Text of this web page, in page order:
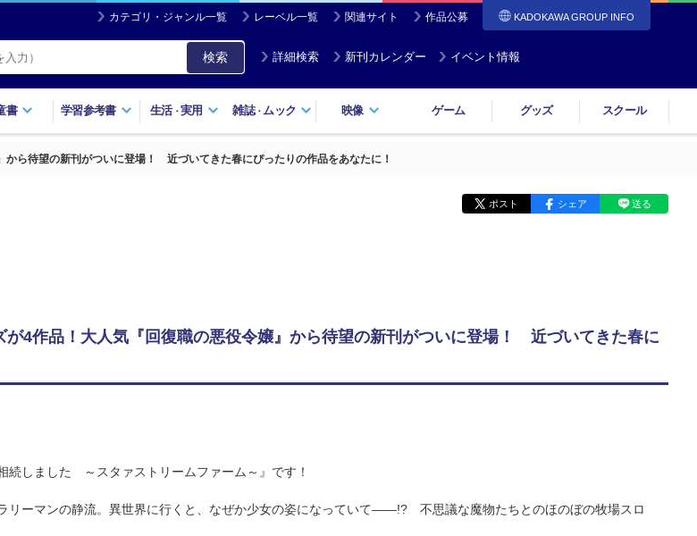
カテゴリ・ジャンル一覧 レーベル一覧 関連サイト 作品公募 KADOKAWA GROUP INFO
検索 詳細検索 新刊カレンダー イベント情報
書 学習参考書 生活・実用 雑誌・ ムック 映像 ゲーム グッズ スクール
から待望の新刊がついに登場！ 近づいてきた春にぴったりの作品をあなたに！
ポスト シェア 送る
が4作品！大人気『回復職の悪役令嬢』から待望の新刊がついに登場！ 近づいてきた春に
続しました ～スタァストリームファーム～』です！
リーマンの静流。異世界に行くと、なぜか少女の姿になっていて――!? 不思議な魔物たちとのほのぼの牧場スロ